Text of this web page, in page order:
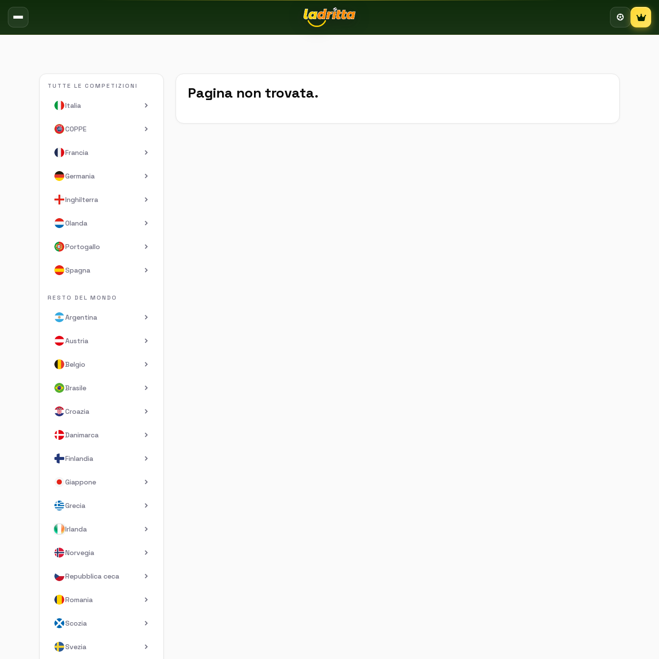
TUTTE LE COMPETIZIONI
Italia
COPPE
Francia
Germania
Inghilterra
Olanda
Portogallo
Spagna
RESTO DEL MONDO
Argentina
Austria
Belgio
Brasile
Croazia
Danimarca
Finlandia
Giappone
Grecia
Irlanda
Norvegia
Repubblica ceca
Romania
Scozia
Svezia
Pagina non trovata.